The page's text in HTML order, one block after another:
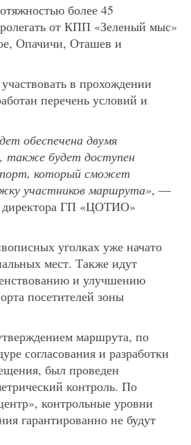
более 45
от КПП «Зеленый мыс»
Опачичи, Оташев и
в прохождении
перечень условий и
обеспечена двумя
будет доступен
который сможет
участников маршрута», —
ГП «ЦОТИО»
уголках уже начато
мест. Также идут
и улучшению
посетителей зоны
маршрута, по
согласования и разработки
был проведен
контроль. По
контрольные уровни
гарантированно не будут